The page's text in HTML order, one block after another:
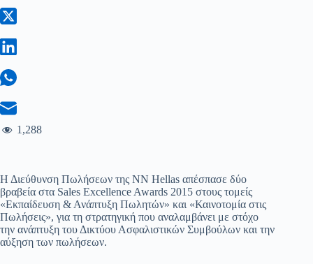
1,288
Η Διεύθυνση Πωλήσεων της NN Hellas απέσπασε δύο
βραβεία στα Sales Excellence Awards 2015 στους τομείς
«Εκπαίδευση & Ανάπτυξη Πωλητών» και «Καινοτομία στις
Πωλήσεις», για τη στρατηγική που αναλαμβάνει με στόχο
την ανάπτυξη του Δικτύου Ασφαλιστικών Συμβούλων και την
αύξηση των πωλήσεων.